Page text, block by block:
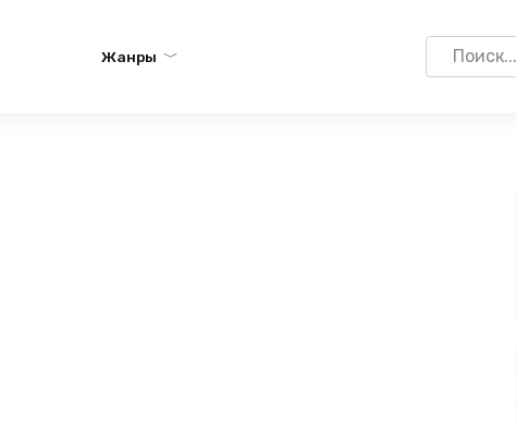
Жанры
Search
for: